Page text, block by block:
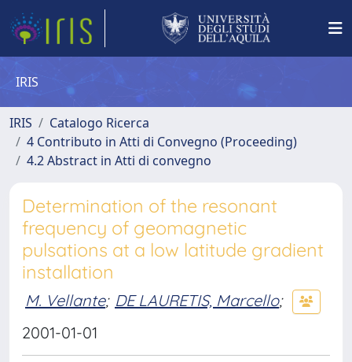
IRIS
IRIS
Catalogo Ricerca
4 Contributo in Atti di Convegno (Proceeding)
4.2 Abstract in Atti di convegno
Determination of the resonant
frequency of geomagnetic
pulsations at a low latitude gradient
installation
M. Vellante; DE LAURETIS, Marcello;
2001-01-01